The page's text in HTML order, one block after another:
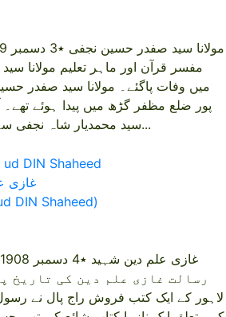
مفسر قرآن اور ماہر تعلیم مولانا
پور ضلع مظفر گڑھ میں پیدا ہوئے
سید محمدیار شاہ نجفی سے اور پھرنجف اشرف سے...
غازی
DIN Shaheed)
لاہور کے ایک کتب فروش راج پال نے